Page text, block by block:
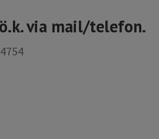
via mail/telefon.